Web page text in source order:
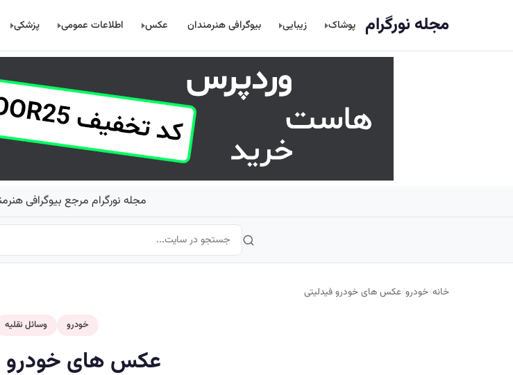
مجله نورگرام پوشاک زیبایی بیوگرافی هنرمندان عکس اطلاعات عمومی پزشکی
مجله نورگرام مرجع بیوگرافی
خانه/خودرو/عکس های خودرو فیدلیتی
خودرو وسائل نقلیه
عکس های خودرو